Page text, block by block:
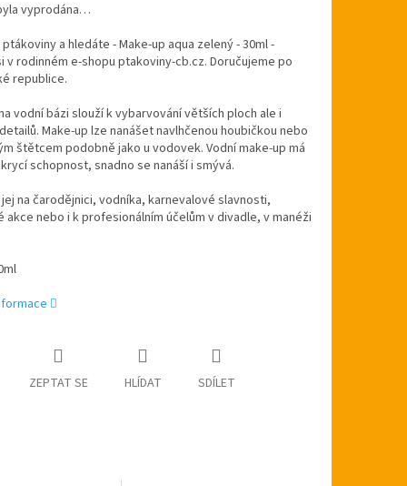
vyprodána…
a hledáte - Make-up aqua zelený - 30ml -
v rodinném e-shopu ptakoviny-cb.cz. Doručujeme po
republice.
vodní bázi slouží k vybarvování větších ploch ale i
Make-up lze nanášet navlhčenou houbičkou nebo
štětcem podobně jako u vodovek. Vodní make-up má
schopnost, snadno se nanáší i smývá.
na čarodějnici, vodníka, karnevalové slavnosti,
akce nebo i k profesionálním účelům v divadle, v manéži
ZEPTAT SE HLÍDAT SDÍLET